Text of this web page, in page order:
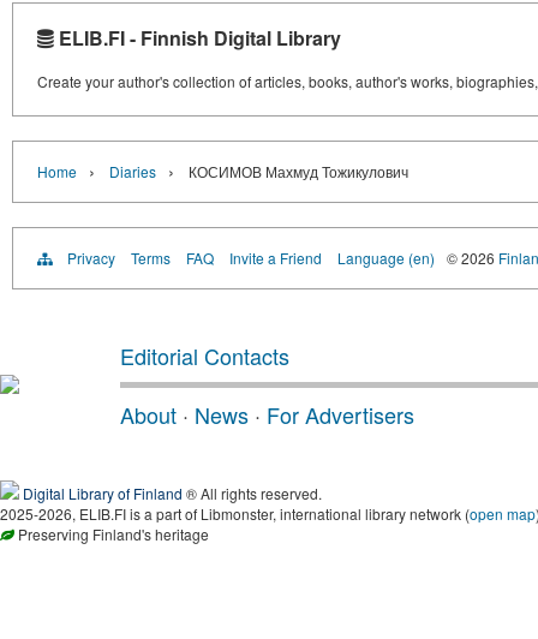
ELIB.FI - Finnish Digital Library
Create your author's collection of articles, books, author's works,
Home › Diaries › КОСИМОВ Махмуд Тожикулович
Privacy Terms FAQ Invite a Friend Language (en) © 2026
Editorial Contacts
About · News · For Advertisers
Digital Library of Finland ® All rights reserved.
2025-2026, ELIB.FI is a part of Libmonster, international library network (open map
Preserving Finland's heritage